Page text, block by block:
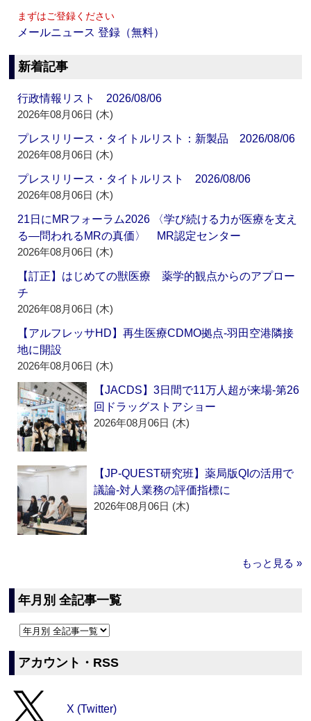
まずはご登録ください
メールニュース 登録（無料）
新着記事
行政情報リスト 2026/08/06
2026年08月06日 (木)
プレスリリース・タイトルリスト：新製品 2026/08/06
2026年08月06日 (木)
プレスリリース・タイトルリスト 2026/08/06
2026年08月06日 (木)
21日にMRフォーラム2026 〈学び続ける力が医療を支え
る―問われるMRの真価〉 MR認定センター
2026年08月06日 (木)
【訂正】はじめての獣医療 薬学的観点からのアプロー
チ
2026年08月06日 (木)
【アルフレッサHD】再生医療CDMO拠点‐羽田空港隣接
地に開設
2026年08月06日 (木)
【JACDS】3日間で11万人超が来場‐第26
回ドラッグストアショー
2026年08月06日 (木)
【JP-QUEST研究班】薬局版QIの活用で
議論‐対人業務の評価指標に
2026年08月06日 (木)
もっと見る »
年月別 全記事一覧
アカウント・RSS
X (Twitter)